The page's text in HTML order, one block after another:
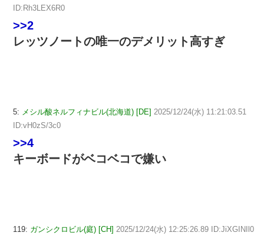
ID:Rh3LEX6R0
>>2
レッツノートの唯一のデメリット高すぎ
5: メシル酸ネルフィナビル(北海道) [DE] 2025/12/24(水) 11:21:03.51
ID:vH0zS/3c0
>>4
キーボードがベコベコで嫌い
119: ガンシクロビル(庭) [CH] 2025/12/24(水) 12:25:26.89 ID:JiXGINIl0